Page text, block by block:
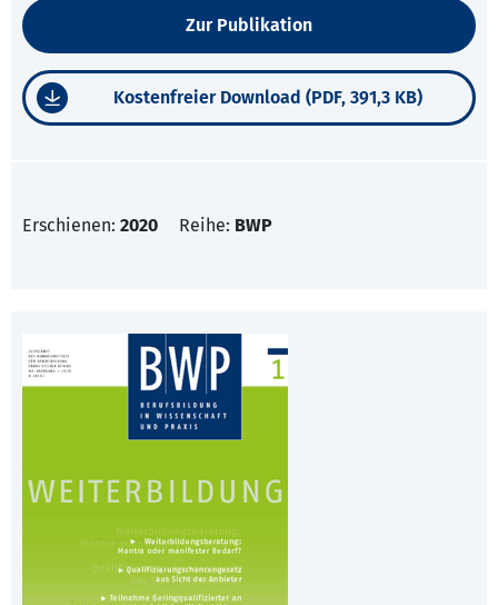
Zur Publikation
Kostenfreier Download (PDF, 391,3 KB)
Erschienen: 2020 Reihe: BWP